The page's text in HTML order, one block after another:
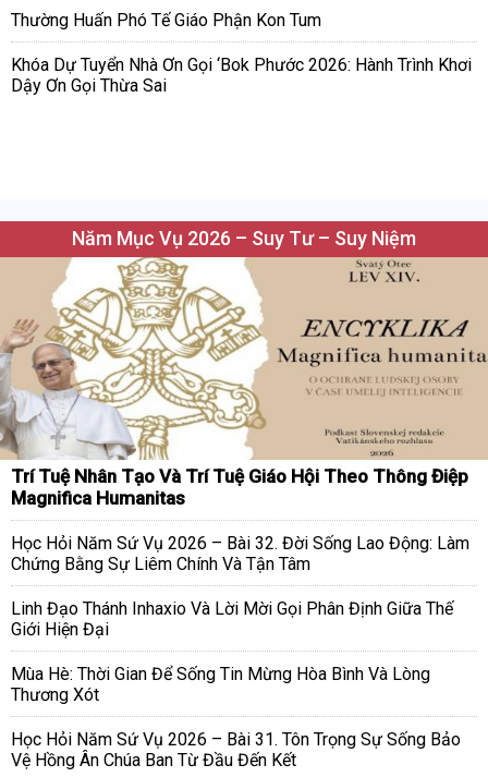
Thường Huấn Phó Tế Giáo Phận Kon Tum
Khóa Dự Tuyển Nhà Ơn Gọi ‘Bok Phước 2026: Hành Trình Khơi
Dậy Ơn Gọi Thừa Sai
Năm Mục Vụ 2026 – Suy Tư – Suy Niệm
Trí Tuệ Nhân Tạo Và Trí Tuệ Giáo Hội Theo Thông Điệp
Magnifica Humanitas
Học Hỏi Năm Sứ Vụ 2026 – Bài 32. Đời Sống Lao Động: Làm
Chứng Bằng Sự Liêm Chính Và Tận Tâm
Linh Đạo Thánh Inhaxio Và Lời Mời Gọi Phân Định Giữa Thế
Giới Hiện Đại
Mùa Hè: Thời Gian Để Sống Tin Mừng Hòa Bình Và Lòng
Thương Xót
Học Hỏi Năm Sứ Vụ 2026 – Bài 31. Tôn Trọng Sự Sống Bảo
Vệ Hồng Ân Chúa Ban Từ Đầu Đến Kết